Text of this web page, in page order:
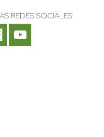
REDES SOCIALES!